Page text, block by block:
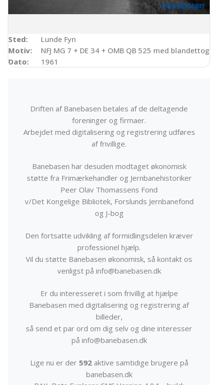
Sted:
Lunde Fyn
Motiv:
NFJ MG 7 + DE 34 + OMB QB 525 med
Dato:
1961
Driften af Banebasen betales af de deltagende
foreninger og firmaer.
Arbejdet med digitalisering og registrering udføres
af frivillige.
Banebasen har desuden modtaget økonomisk
støtte fra Frimærkehandler og Jernbanehistoriker
Peer Olav Thomassens Fond
v/Det Kongelige Bibliotek, Forslunds Jernbanefond
og J-bog
Den fortsatte udvikling af formidlingsdelen kræver
professionel hjælp.
Vil du støtte Banebasen økonomisk, så kontakt os
venligst på info@banebasen.dk
Er du interesseret i som frivillig at hjælpe
Banebasen med digitalisering og registrering af
billeder,
så send et par ord om dig selv og dine interesser
på info@banebasen.dk
Lige nu er der 592aktive samtidige brugere på
banebasen.dk